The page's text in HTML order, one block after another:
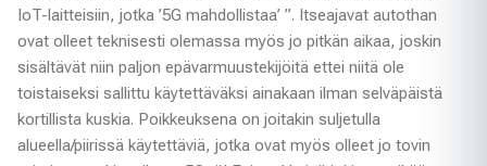
IoT-laitteisiin, jotka ’5G mahdollistaa’ ”. Itseajavat autothan
ovat olleet teknisesti olemassa myös jo pitkän aikaa, joskin
sisältävät niin paljon epävarmuustekijöitä ettei niitä ole
toistaiseksi sallittu käytettäväksi ainakaan ilman selväpäistä
kortillista kuskia. Poikkeuksena on joitakin suljetulla
alueella/piirissä käytettäviä, jotka ovat myös olleet jo tovin